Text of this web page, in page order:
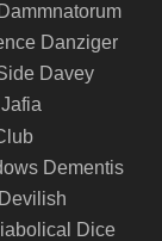
Dammnatorum
Danziger
Davey
Dementis
Devilish
Dice